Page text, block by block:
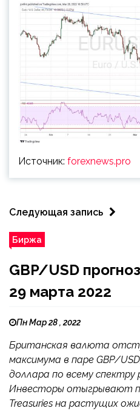
Источник: forexnews.pro
Следующая запись
Биржа
GBP/USD
29 марта 2022
Пн Мар 28 , 2022
Британская валюта
максимума в паре GBP/
доллара по всему
Инвесторы отыгрывают
Treasuries на растущих